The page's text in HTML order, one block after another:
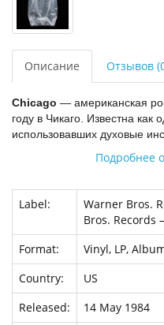
Описание Отзывов
Chicago — американская
году в Чикаго. Известна как
использовавших духовые
Подробнее
Label:
Warner Bros.
Bros. Records
Format:
Vinyl, LP,
Country:
US
Released:
14 May 1984